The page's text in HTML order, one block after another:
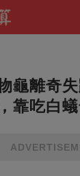
龜離奇
靠吃白蟻